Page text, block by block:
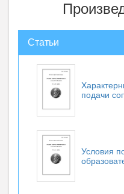
Статьи
подачи
Условия